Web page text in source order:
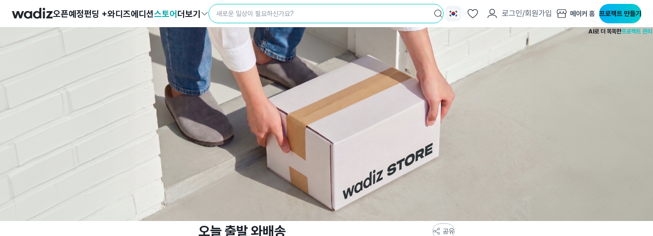
오픈예정펀딩 +와디즈에디션스토어더보기 새로운 일상이 필요하신가요? 로그인/회원가입 메이커 홈 프로젝트 만들기
AI로 더 똑똑한프로젝트 관리
친구
와디즈 에디션
메이커센터
와디즈 파트너 서비스
IP 라이선스 사업 신청
와디즈 스쿨
도움말센터
서포터클럽 멤버십
협력 프로그램
와디즈 어워즈
성공 프로젝트
공지사항
이벤트
보도자료
와디즈 IR
채용
오늘 출발 와배송 공유